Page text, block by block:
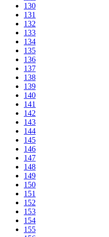
130
131
132
133
134
135
136
137
138
139
140
141
142
143
144
145
146
147
148
149
150
151
152
153
154
155